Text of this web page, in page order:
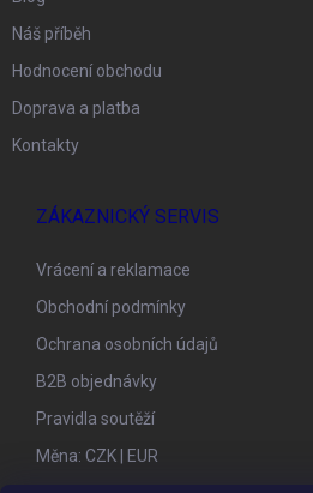
Náš příběh
Hodnocení obchodu
Doprava a platba
Kontakty
ZÁKAZNICKÝ SERVIS
Vrácení a reklamace
Obchodní podmínky
Ochrana osobních údajů
B2B objednávky
Pravidla soutěží
Měna: CZK | EUR